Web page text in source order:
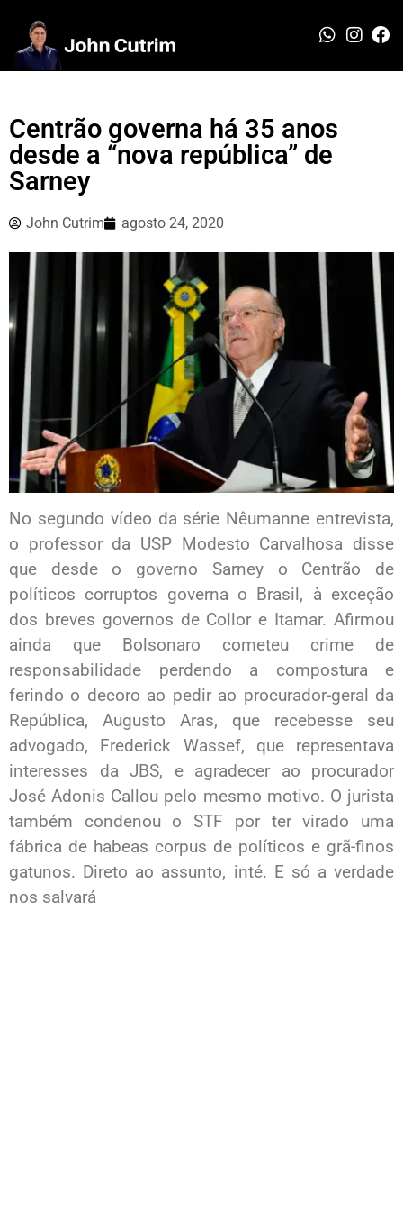
Centrão governa há 35 anos
desde a “nova república” de
Sarney
John Cutrim agosto 24, 2020
No segundo vídeo da série Nêumanne entrevista,
o professor da USP Modesto Carvalhosa disse
que desde o governo Sarney o Centrão de
políticos corruptos governa o Brasil, à exceção
dos breves governos de Collor e Itamar. Afirmou
ainda que Bolsonaro cometeu crime de
responsabilidade perdendo a compostura e
ferindo o decoro ao pedir ao procurador-geral da
República, Augusto Aras, que recebesse seu
advogado, Frederick Wassef, que representava
interesses da JBS, e agradecer ao procurador
José Adonis Callou pelo mesmo motivo. O jurista
também condenou o STF por ter virado uma
fábrica de habeas corpus de políticos e grã-finos
gatunos. Direto ao assunto, inté. E só a verdade
nos salvará